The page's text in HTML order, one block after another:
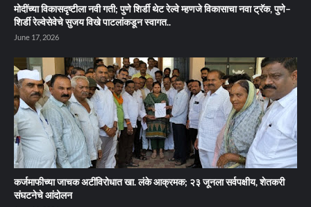
मोदींच्या विकासदृष्टीला नवी गती; पुणे शिर्डी थेट रेल्वे म्हणजे विकासाचा नवा ट्रॅक, पुणे–
शिर्डी रेल्वेसेवेचे सुजय विखे पाटलांकडून स्वागत..
June 17, 2026
कर्जमाफीच्या जाचक अटींविरोधात खा. लंके आक्रमक; २३ जूनला सर्वपक्षीय, शेतकरी
संघटनेचे आंदोलन